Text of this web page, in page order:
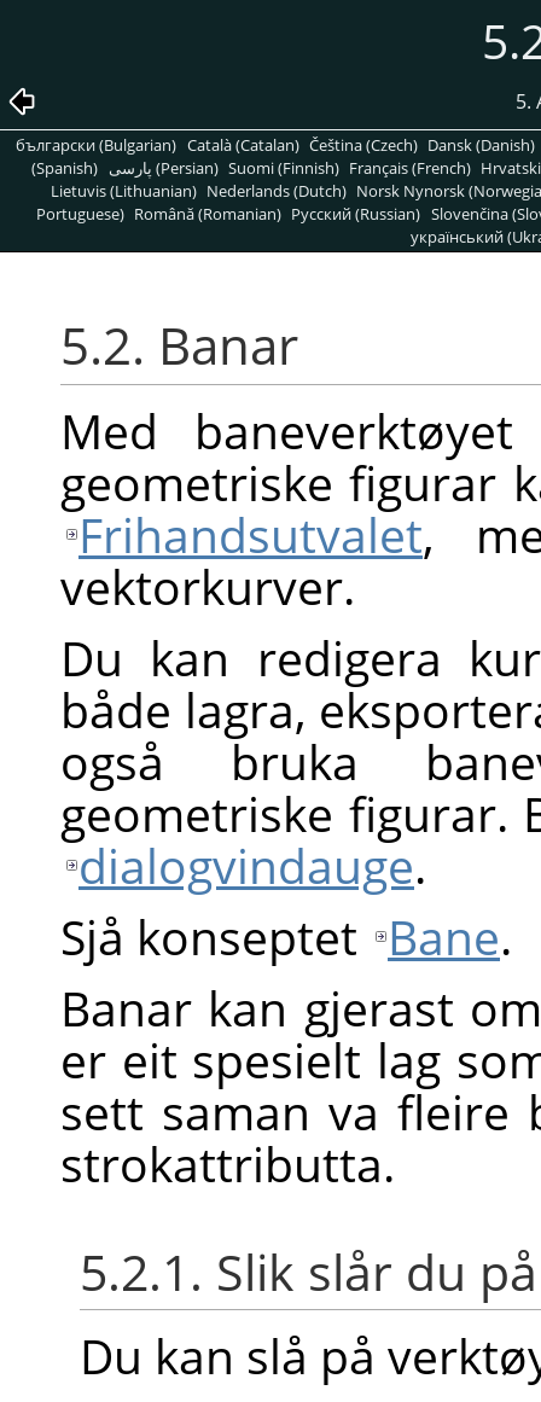
5.
български (Bulgarian) Català (Catalan) Čeština (Czech) Dansk (Danish)
(Spanish)
پارسی (Persian) Suomi (Finnish) Français (French)
Lietuvis (Lithuanian) Nederlands (Dutch) Norsk Nynorsk
Portuguese) Română (Romanian) Pусский (Russian) Slovenčina
український
5.2. Banar
Med
geometriske figurar
Frihandsutvalet,
vektorkurver.
Du kan redigera
både lagra,
også bruka
geometriske figurar.
dialogvindauge.
Sjå konseptet Bane.
Banar kan gjerast
er eit spesielt lag
sett saman va fleire
strokattributta.
5.2.1. Slik slår du
Du kan slå på